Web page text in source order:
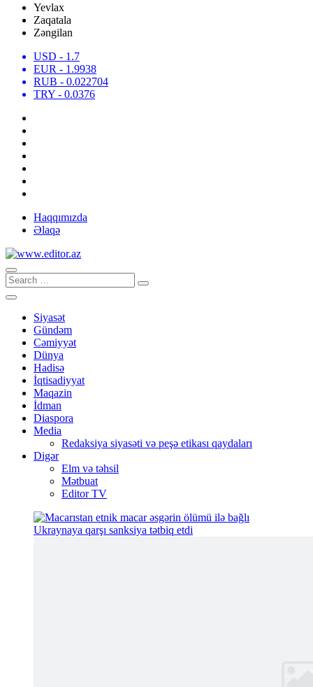
Yevlax
Zaqatala
Zəngilan
USD - 1.7
EUR - 1.9938
RUB - 0.022704
TRY - 0.0376
Haqqımızda
Əlaqə
Siyasət
Gündəm
Cəmiyyət
Dünya
Hadisə
İqtisadiyyat
Maqazin
İdman
Diaspora
Media
Redaksiya siyasəti və peşə etikası qaydaları
Digər
Elm və təhsil
Mətbuat
Editor TV